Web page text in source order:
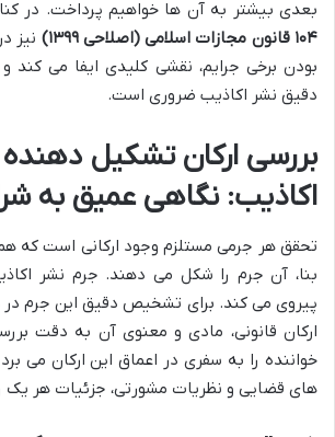
بعدی بیشتر به آن ها خواهیم پرداخت. در
۱۰۴ قانون مجازات اسلامی (اصلاحی ۱۳۹۹)
نیز
بودن برخی جرایم، نقشی کلیدی ایفا می کند
دقیق نشر اکاذیب ضروری است.
بررسی ارکان تشکیل
اکاذیب: نگاهی عمیق به
تحقق هر جرمی مستلزم وجود ارکانی است
بنا، آن جرم را شکل می دهند. جرم نشر
پیروی می کند. برای تشخیص دقیق این جرم در
ارکان قانونی، مادی و معنوی آن به دقت
خواننده را به سفری در اعماق این ارکان می برد
های قضایی و نظریات مشورتی، جزئیات هر یک